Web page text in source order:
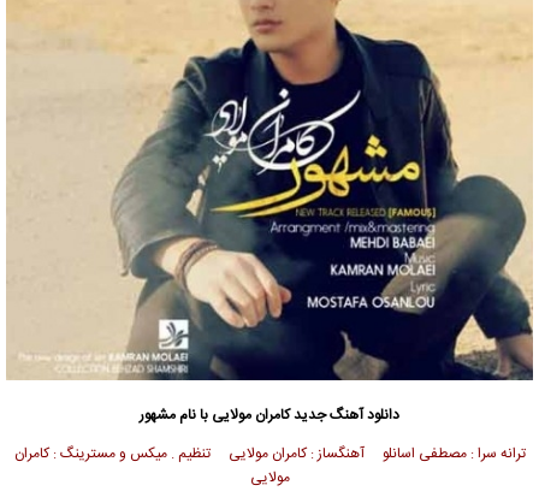
دانلود آهنگ جدیدکامران مولایی با نام مشهور
ترانه سرا : مصطفی اسانلو آهنگساز : کامران مولایی تنظیم . میکس و مسترینگ : کامران
مولایی